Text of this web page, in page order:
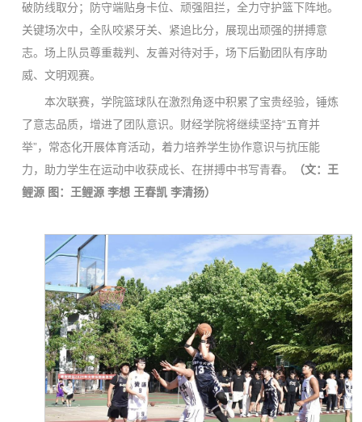
破防线取分；防守端贴身卡位、顽强阻拦，全力守护篮下阵地。
关键场次中，全队咬紧牙关、紧追比分，展现出顽强的拼搏意
志。场上队员尊重裁判、友善对待对手，场下后勤团队有序助
威、文明观赛。
本次联赛，学院篮球队在激烈角逐中积累了宝贵经验，锤炼
了意志品质，增进了团队意识。财经学院将继续坚持“五育并
举”，常态化开展体育活动，着力培养学生协作意识与抗压能
力，助力学生在运动中收获成长、在拼搏中书写青春。
（文：王
鲤源 图：王鲤源 李想 王春凯 李清扬）